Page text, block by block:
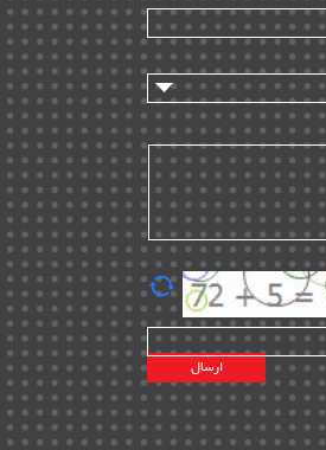
کنندگان | ۱۰
گذاری | ۳۲
عمومی | ۲
| ۸
| ۱۴
| ۱۵
خارجی | ۱۰
| ۱۴